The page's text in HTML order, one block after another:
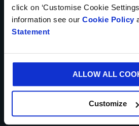
click on ‘Customise Cookie
information see our Cookie Policy
Statement
ALLOW ALL
Customize
Sim, gostaria de receber
e aceito o conteúdo dadeclaração de
Você pode cancelar a assinatura em
utilizando o link para cancelar a